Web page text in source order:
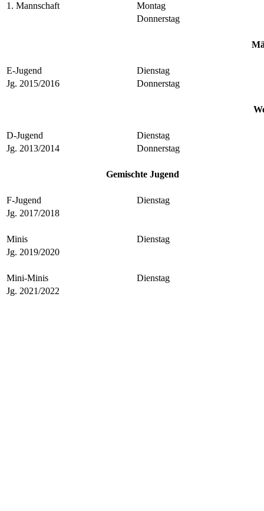
1. Mannschaft
Montag
Donnerstag
E-Jugend
Dienstag
Jg. 2015/2016
Donnerstag
D-Jugend
Dienstag
Jg. 2013/2014
Donnerstag
Gemischte Jugend
F-Jugend
Dienstag
Jg. 2017/2018
Minis
Dienstag
Jg. 2019/2020
Mini-Minis
Dienstag
Jg. 2021/2022